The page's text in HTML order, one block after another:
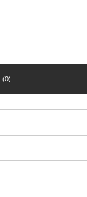
(0)